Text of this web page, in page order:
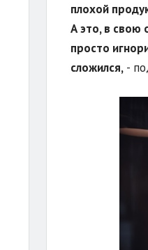
плохой
А это, в свою
просто
сложился,-